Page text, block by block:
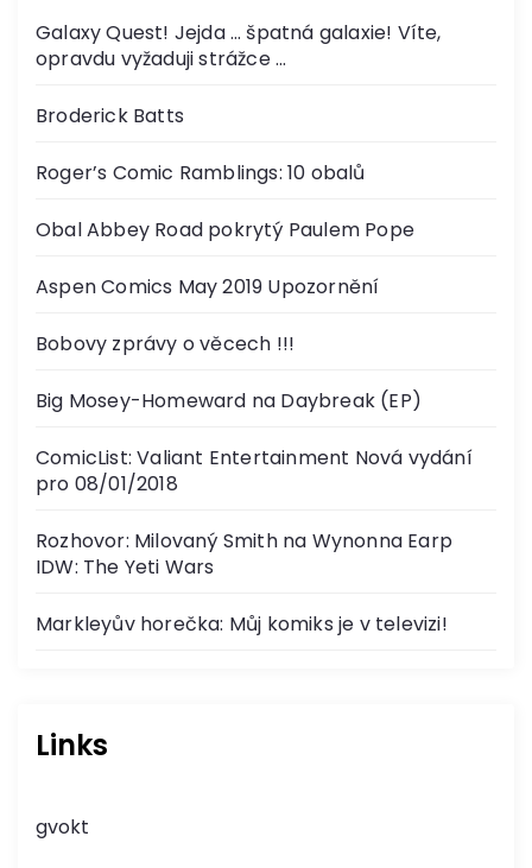
Galaxy Quest! Jejda … špatná galaxie! Víte,
opravdu vyžaduji strážce …
Broderick Batts
Roger’s Comic Ramblings: 10 obalů
Obal Abbey Road pokrytý Paulem Pope
Aspen Comics May 2019 Upozornění
Bobovy zprávy o věcech !!!
Big Mosey-Homeward na Daybreak (EP)
ComicList: Valiant Entertainment Nová vydání
pro 08/01/2018
Rozhovor: Milovaný Smith na Wynonna Earp
IDW: The Yeti Wars
Markleyův horečka: Můj komiks je v televizi!
Links
gvokt